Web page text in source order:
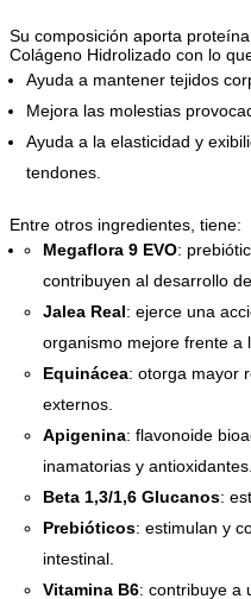
Su composición aporta
Colágeno Hidrolizado con lo
Ayuda a mantener tejidos
Mejora las molestias
Ayuda a la elasticidad y
tendones.
Entre otros ingredientes, tiene:
Megaflora 9 EVO:
contribuyen al desarrollo
Jalea Real: ejerce una
organismo mejore frente a
Equinácea: otorga mayor
externos.
Apigenina: flavonoide
inamatorias y antioxidantes.
Beta 1,3/1,6 Glucanos:
Prebióticos: estimulan y
intestinal.
Vitamina B6: contribuye a